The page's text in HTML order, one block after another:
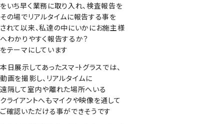
をいち早く業務に取り入れ、検査報告を
その場でリアルタイムに報告する事を
されて以来、私達の中にいかにお施主様
へわかりやすく報告するか？
をテーマにしています
本日展示してあったスマｰﾄグラスでは、
動画を撮影し、リアルタイムに
遠隔して室内や離れた場所へいる
クライアントへもマイクや映像を通して
ご確認いただける事ができそうです